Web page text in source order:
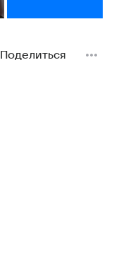
Поделиться